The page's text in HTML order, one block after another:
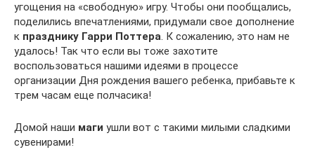
угощения на «свободную» игру. Чтобы они пообщались,
поделились впечатлениями, придумали свое дополнение
к празднику Гарри Поттера. К сожалению, это нам не
удалось! Так что если вы тоже захотите
воспользоваться нашими идеями в процессе
организации Дня рождения вашего ребенка, прибавьте к
трем часам еще полчасика!
Домой наши маги ушли вот с такими милыми сладкими
сувенирами!